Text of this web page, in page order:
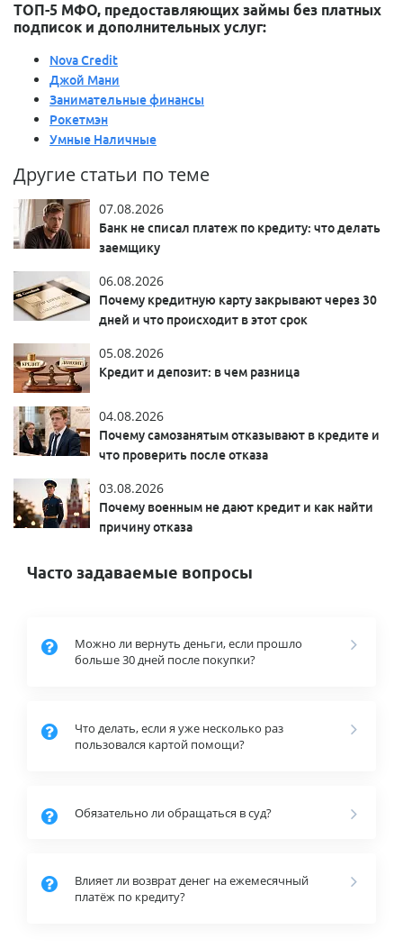
ТОП-5 МФО, предоставляющих займы без платных
подписок и дополнительных услуг:
Nova Credit
Джой Мани
Занимательные финансы
Рокетмэн
Умные Наличные
Другие статьи по теме
07.08.2026
Банк не списал платеж по кредиту: что делать
заемщику
06.08.2026
Почему кредитную карту закрывают через 30
дней и что происходит в этот срок
05.08.2026
Кредит и депозит: в чем разница
04.08.2026
Почему самозанятым отказывают в кредите и
что проверить после отказа
03.08.2026
Почему военным не дают кредит и как найти
причину отказа
Часто задаваемые вопросы
Можно ли вернуть деньги, если прошло
больше 30 дней после покупки?
Что делать, если я уже несколько раз
пользовался картой помощи?
Обязательно ли обращаться в суд?
Влияет ли возврат денег на ежемесячный
платёж по кредиту?